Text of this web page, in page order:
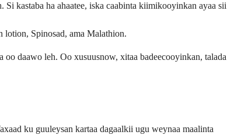
kastaba ha ahaatee, iska caabinta kiimikooyinkan ayaa sii
lotion, Spinosad, ama Malathion.
oo daawo leh. Oo xusuusnow, xitaa badeecooyinkan, talada
ku guuleysan kartaa dagaalkii ugu weynaa maalinta